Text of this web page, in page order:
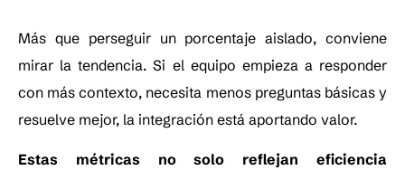
Más que perseguir un porcentaje aislado, conviene
mirar la tendencia. Si el equipo empieza a responder
con más contexto, necesita menos preguntas básicas y
resuelve mejor, la integración está aportando valor.
Estas métricas no solo reflejan eficiencia